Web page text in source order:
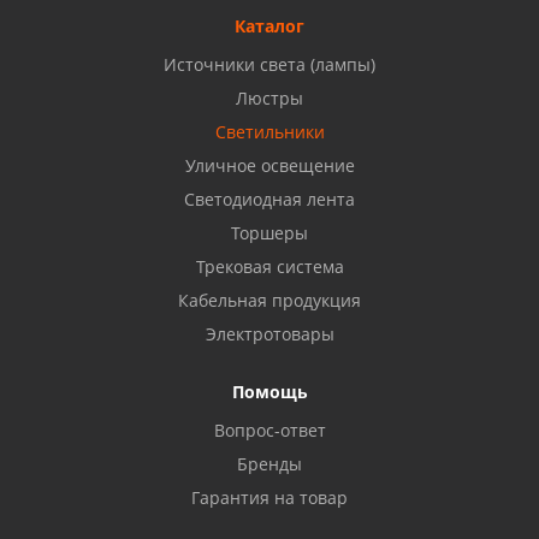
Бузулук, ул. Октябрьская, 24
Балаково, ул. Комарова, 55
Октябрьский, ул. Свердлова, 28
Азнакаево, ул. Булгар, 2. ТЦ "Акчарлак"
Стерлитамак, ул. Вокзальная, 13
Каталог
Источники света (лампы)
Люстры
Светильники
Уличное освещение
Светодиодная лента
Торшеры
Трековая система
Кабельная продукция
Электротовары
Помощь
Вопрос-ответ
Бренды
Гарантия на товар